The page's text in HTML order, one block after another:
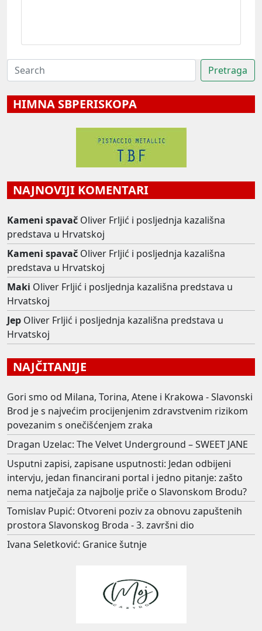
HIMNA SBPERISKOPA
NAJNOVIJI KOMENTARI
Kameni spavač Oliver Frljić i posljednja kazališna
predstava u Hrvatskoj
Kameni spavač Oliver Frljić i posljednja kazališna
predstava u Hrvatskoj
Maki Oliver Frljić i posljednja kazališna predstava u
Hrvatskoj
Jep Oliver Frljić i posljednja kazališna predstava u
Hrvatskoj
NAJČITANIJE
Gori smo od Milana, Torina, Atene i Krakowa - Slavonski
Brod je s najvećim procijenjenim zdravstvenim rizikom
povezanim s onečišćenjem zraka
Dragan Uzelac: The Velvet Underground – SWEET JANE
Usputni zapisi, zapisane usputnosti: Jedan odbijeni
intervju, jedan financirani portal i jedno pitanje: zašto
nema natječaja za najbolje priče o Slavonskom Brodu?
Tomislav Pupić: Otvoreni poziv za obnovu zapuštenih
prostora Slavonskog Broda - 3. završni dio
Ivana Seletković: Granice šutnje